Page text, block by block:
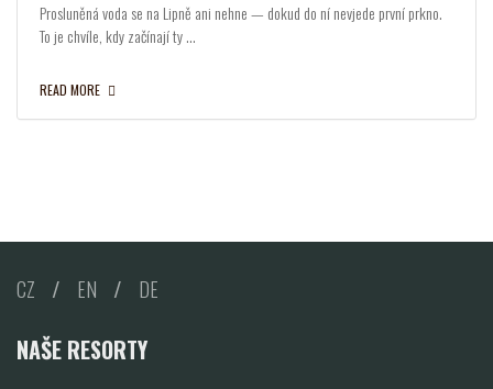
Prosluněná voda se na Lipně ani nehne — dokud do ní nevjede první prkno.
To je chvíle, kdy začínají ty …
READ MORE
CZ / EN / DE
NAŠE RESORTY